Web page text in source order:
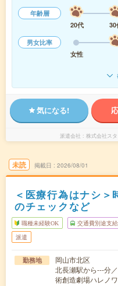
年齢層
20代
30
男女比率
女性
気になる!
派遣会社 株式会社ス
未読 掲載日 2026/08/01
＜医療行為はナシ
のチェックなど
職種未経験OK 交通費別途支給
派遣
勤務地
岡山市北区
北長瀬駅から---分
術創造劇場ハレノ